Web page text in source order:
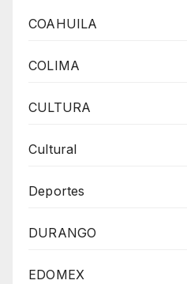
COAHUILA
COLIMA
CULTURA
Cultural
Deportes
DURANGO
EDOMEX